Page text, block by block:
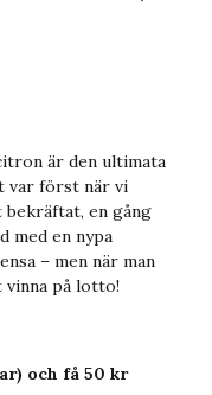
är den ultimata
var först när vi
en gång
med en nypa
– men när man
vinna på lotto!
och få 50 kr